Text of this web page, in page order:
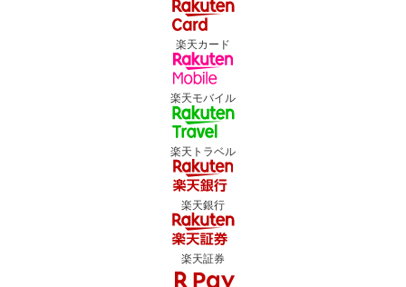
楽天カード
楽天モバイル
楽天トラベル
楽天銀行
楽天証券